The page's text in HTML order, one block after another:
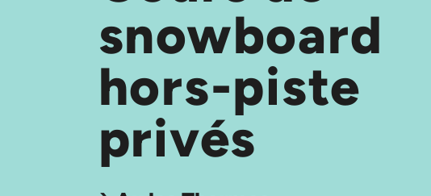
snowboard
hors-piste
privés